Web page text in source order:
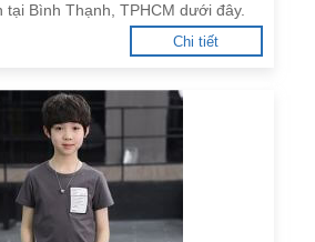
tại Bình Thạnh, TPHCM dưới đây.
Chi tiết